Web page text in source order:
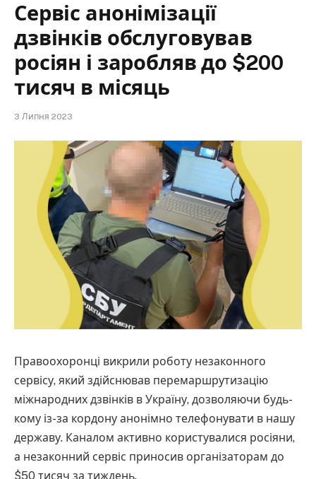
Сервіс анонімізації
дзвінків обслуговував
росіян і заробляв до $200
тисяч в місяць
3 Липня 2023
Правоохоронці викрили роботу незаконного
сервісу, який здійснював перемаршрутизацію
міжнародних дзвінків в Україну, дозволяючи будь-
кому із-за кордону анонімно телефонувати в нашу
державу. Каналом активно користувалися росіяни,
а незаконний сервіс приносив організаторам до
$50 тисяч за тиждень.